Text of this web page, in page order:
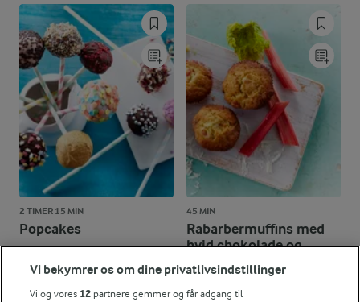
2 TIMER 15 MIN
Popcakes
45 MIN
Rabarbermuffins med
hvid chokolade og
mandler
Vi bekymrer os om dine privatlivsindstillinger
Vi og vores 12 partnere gemmer og får adgang til